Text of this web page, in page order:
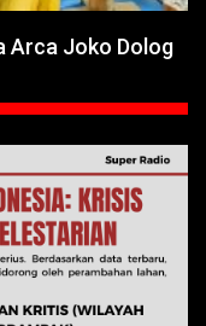
Arca Joko Dolog